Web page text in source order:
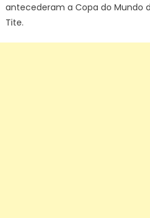
antecederam a Copa do Mundo
Tite.